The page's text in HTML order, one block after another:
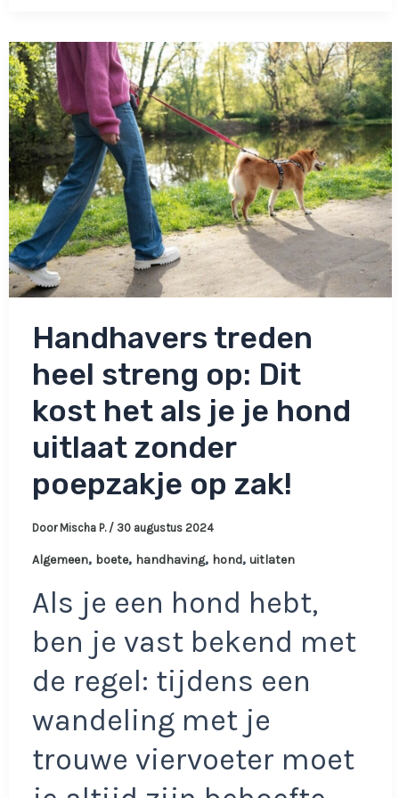
van
zijn
hond
vastbinden
valt
verkeerd!
Handhavers treden
heel streng op: Dit
kost het als je je hond
uitlaat zonder
poepzakje op zak!
Door Mischa P. / 30 augustus 2024
Algemeen, boete, handhaving, hond, uitlaten
Als je een hond hebt,
ben je vast bekend met
de regel: tijdens een
wandeling met je
trouwe viervoeter moet